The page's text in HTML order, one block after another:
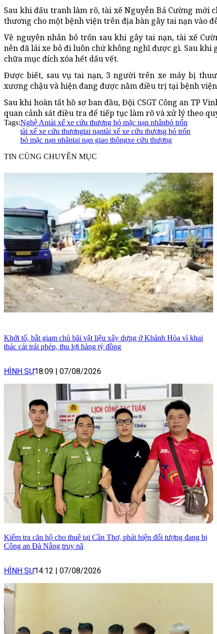
Sau khi đấu tranh làm rõ, tài xế Nguyễn Bá Cường mới
thương cho một bệnh viện trên địa bàn gây tai nạn vào
Về nguyên nhân bỏ trốn sau khi gây tai nạn, tài xế
nên đã lái xe bỏ đi luôn chứ không nghĩ được gì. Sau
chữa mục đích xóa hết dấu vết.
Được biết, sau vụ tai nạn, 3 người trên xe máy bị
xương chậu và hiện đang được nằm điều trị tại bệnh
Sau khi hoàn tất hồ sơ ban đầu, Đội CSGT Công an TP
quan cảnh sát điều tra để tiếp tục làm rõ và xử lý theo
Tags:Nghệ Antài xế xe cứu thương bỏ mặc nạn nhânbỏ trốn
tài xế xe cứu thươngtai nạntài xế xe cứu thương bỏ trốn
bỏ mặc nạn nhântai nạn giao thôngxe cứu thương
TIN CÙNG CHUYÊN MỤC
Khởi tố, bắt giam chủ bãi vật liệu xây dựng ở Khánh Hòa vì khai
thác cát trái phép, thu lợi hàng tỷ đồng
HÌNH SỰ18:09 | 07/08/2026
Kiểm tra căn hộ cho thuê tại Cần Thơ, phát hiện đối tượng đang bị
Công an Đà Nẵng truy nã
HÌNH SỰ14:12 | 07/08/2026